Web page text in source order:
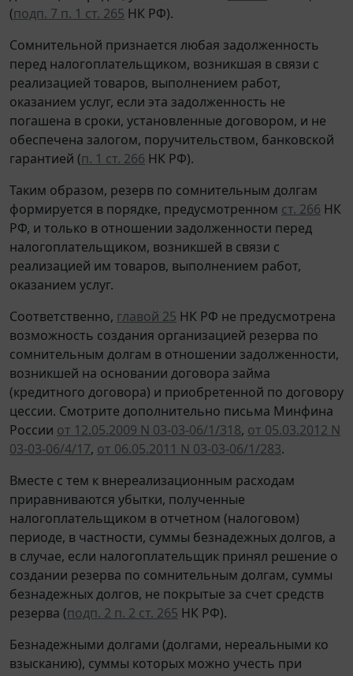
(подп. 7 п. 1 ст. 265 НК РФ).
Сомнительной признается любая задолженность
перед налогоплательщиком, возникшая в связи с
реализацией товаров, выполнением работ,
оказанием услуг, если эта задолженность не
погашена в сроки, установленные договором, и не
обеспечена залогом, поручительством, банковской
гарантией (п. 1 ст. 266 НК РФ).
Таким образом, резерв по сомнительным долгам
формируется в порядке, предусмотренном ст. 266 НК
РФ, и только в отношении задолженности перед
налогоплательщиком, возникшей в связи с
реализацией им товаров, выполнением работ,
оказанием услуг.
Соответственно, главой 25 НК РФ не предусмотрена
возможность создания организацией резерва по
сомнительным долгам в отношении задолженности,
возникшей на основании договора займа
(кредитного договора) и приобретенной по договору
цессии. Смотрите дополнительно письма Минфина
России от 12.05.2009 N 03-03-06/1/318, от 05.03.2012 N
03-03-06/4/17, от 06.05.2011 N 03-03-06/1/283.
Вместе с тем к внереализационным расходам
приравниваются убытки, полученные
налогоплательщиком в отчетном (налоговом)
периоде, в частности, суммы безнадежных долгов, а
в случае, если налогоплательщик принял решение о
создании резерва по сомнительным долгам, суммы
безнадежных долгов, не покрытые за счет средств
резерва (подп. 2 п. 2 ст. 265 НК РФ).
Безнадежными долгами (долгами, нереальными ко
взысканию), суммы которых можно учесть при